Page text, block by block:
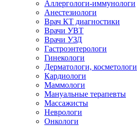
Аллергологи-иммунологи
Анестезиологи
Врач КТ диагностики
Врачи УВТ
Врачи УЗД
Гастроэнтерологи
Гинекологи
Дерматологи, косметологи
Кардиологи
Маммологи
Мануальные терапевты
Массажисты
Неврологи
Онкологи